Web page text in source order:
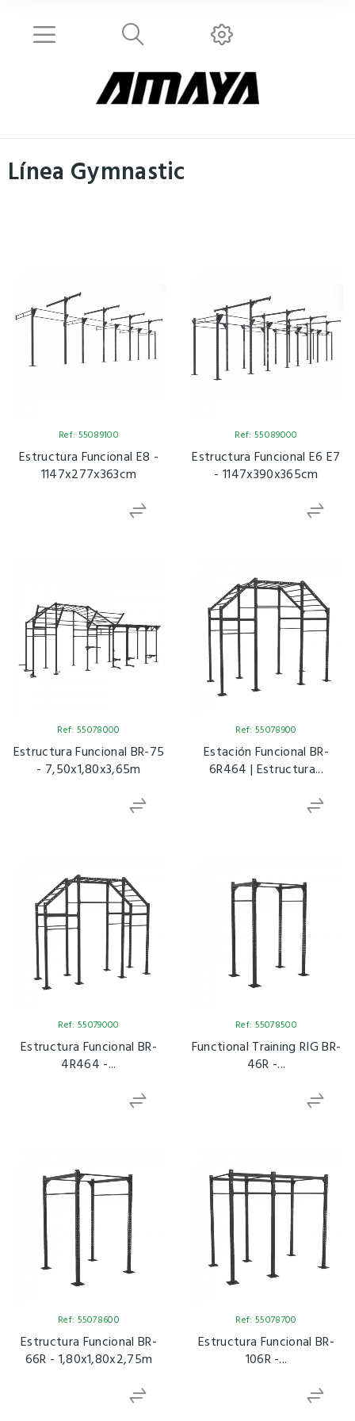
Línea Gymnastic
Ref: 55089100
Estructura Funcional E8 -
1147x277x363cm
Ref: 55089000
Estructura Funcional E6 E7
- 1147x390x365cm
Ref: 55078000
Estructura Funcional BR-75
- 7,50x1,80x3,65m
Ref: 55078900
Estación Funcional BR-
6R464 | Estructura...
Ref: 55079000
Estructura Funcional BR-
4R464 -...
Ref: 55078500
Functional Training RIG BR-
46R -...
Ref: 55078600
Estructura Funcional BR-
66R - 1,80x1,80x2,75m
Ref: 55078700
Estructura Funcional BR-
106R -...